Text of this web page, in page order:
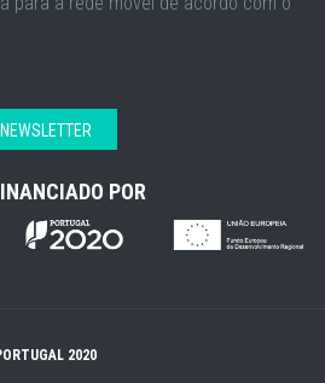
NEWSLETTER
POR
2020